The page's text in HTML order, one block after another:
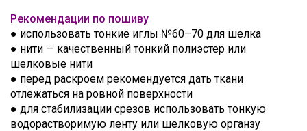
Рекомендации по пошиву
● использовать тонкие иглы №60–70 для шелка
● нити — качественный тонкий полиэстер или
шелковые нити
● перед раскроем рекомендуется дать ткани
отлежаться на ровной поверхности
● для стабилизации срезов использовать тонкую
водорастворимую ленту или шелковую органзу